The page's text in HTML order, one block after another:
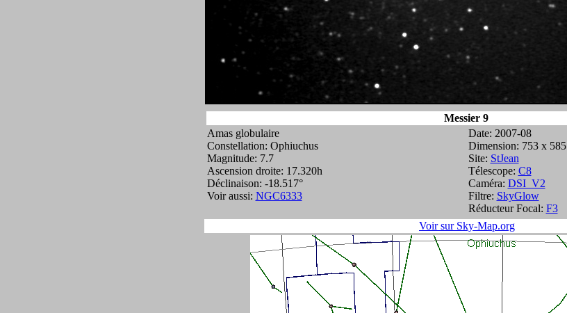
Messier 9
Amas globulaire
Constellation: Ophiuchus
Magnitude: 7.7
Ascension droite: 17.320h
Déclinaison: -18.517°
Voir aussi: NGC6333
Date: 2007-08
Dimension: 753 x 585
Site: StJean
Télescope: C8
Caméra: DSI_V2
Filtre: SkyGlow
Réducteur Focal: F3
Voir sur Sky-Map.org